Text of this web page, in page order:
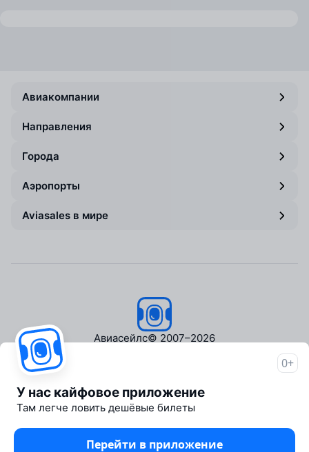
Авиакомпании
Направления
Города
Аэропорты
Aviasales в мире
Авиасейлс© 2007–2026
Пресс‑центр
Travelpayouts
Партнёрская программа
Медиа Yo'lovchi
Трэвел‑медиа Aviasales.uz
0+
У нас кайфовое приложение
Там легче ловить дешёвые билеты
Перейти в приложение